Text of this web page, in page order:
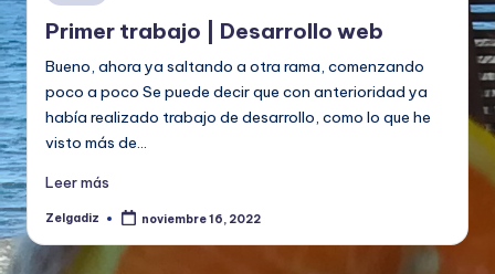
en
Primer trabajo | Desarrollo web
Bueno, ahora ya saltando a otra rama, comenzando
poco a poco Se puede decir que con anterioridad ya
había realizado trabajo de desarrollo, como lo que he
visto más de…
Leer más
Publicado
Zelgadiz noviembre 16, 2022